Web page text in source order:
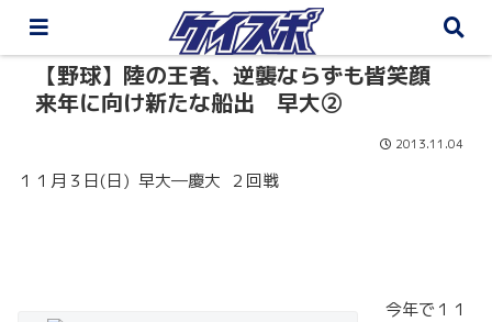
【野球】陸の王者、逆襲ならずも皆笑顔
来年に向け新たな船出 早大②
2013.11.04
１１月３日(日) 早大―慶大 ２回戦
今年で１１